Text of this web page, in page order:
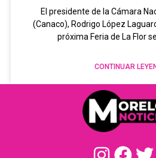
El presidente de la Cámara
(Canaco), Rodrigo López
próxima Feria de La Flor
CONTINUAR